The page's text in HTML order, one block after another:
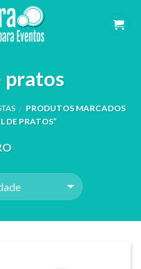
pratos
/ PRODUTOS MARCADOS
DE PRATOS”